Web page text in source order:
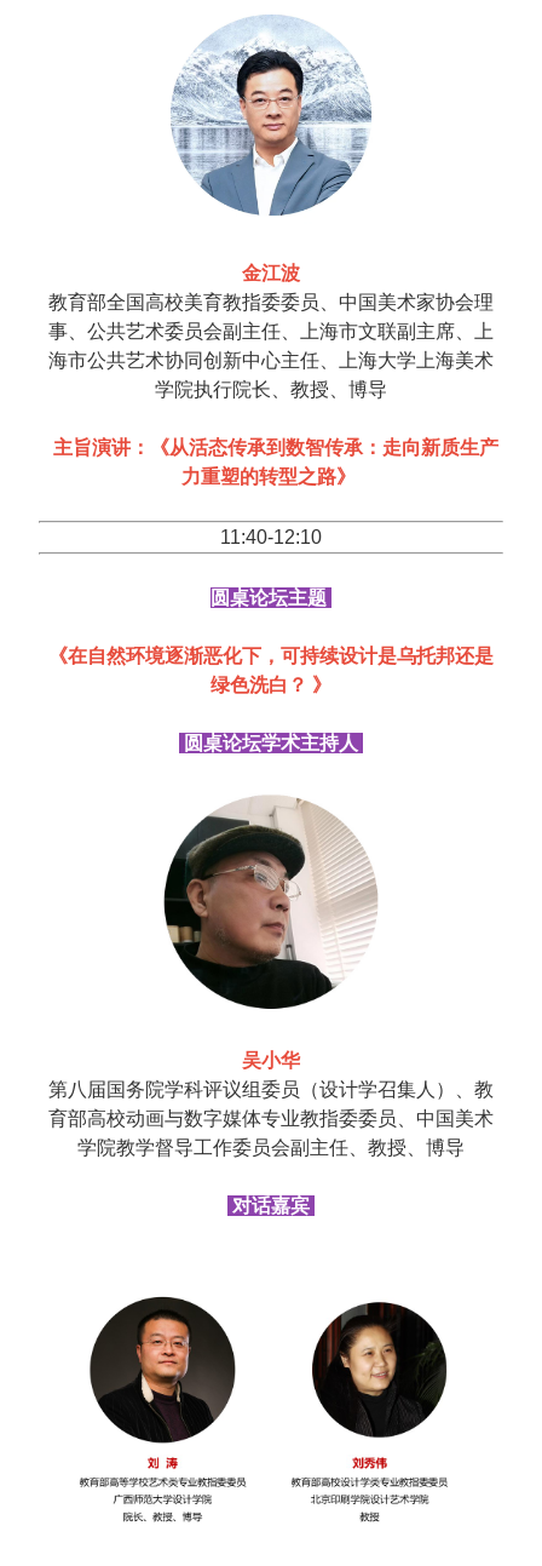
金江波
教育部全国高校美育教指委委员、中国美术家协会理
事、公共艺术委员会副主任、上海市文联副主席、上
海市公共艺术协同创新中心主任、上海大学上海美术
学院执行院长、教授、博导
主旨演讲：《从活态传承到数智传承：走向新质生产
力重塑的转型之路》
11:40-12:10
圆桌论坛主题
《在自然环境逐渐恶化下，可持续设计是乌托邦还是
绿色洗白？ 》
圆桌论坛学术主持人
吴小华
第八届国务院学科评议组委员（设计学召集人）、教
育部高校动画与数字媒体专业教指委委员、中国美术
学院教学督导工作委员会副主任、教授、博导
对话嘉宾